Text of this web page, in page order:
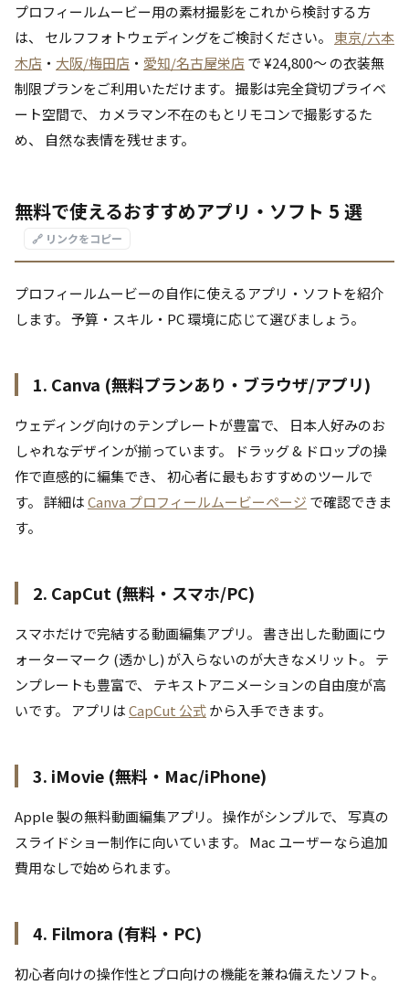
プロフィールムービー用の素材撮影をこれから検討する方
は、 セルフフォトウェディングをご検討ください。 東京/六本
木店 ・ 大阪/梅田店 ・ 愛知/名古屋栄店 で ¥24,800〜 の衣装無
制限プランをご利用いただけます。 撮影は完全貸切プライベ
ート空間で、 カメラマン不在のもとリモコンで撮影するた
め、 自然な表情を残せます。
無料で使えるおすすめアプリ・ソフト 5 選
🔗 リンクをコピー
プロフィールムービーの自作に使えるアプリ・ソフトを紹介
します。 予算・スキル・PC 環境に応じて選びましょう。
1. Canva (無料プランあり・ブラウザ/アプリ)
ウェディング向けのテンプレートが豊富で、 日本人好みのお
しゃれなデザインが揃っています。 ドラッグ & ドロップの操
作で直感的に編集でき、 初心者に最もおすすめのツールで
す。 詳細はCanva プロフィールムービーページ で確認できま
す。
2. CapCut (無料・スマホ/PC)
スマホだけで完結する動画編集アプリ。 書き出した動画にウ
ォーターマーク (透かし) が入らないのが大きなメリット。 テ
ンプレートも豊富で、 テキストアニメーションの自由度が高
いです。 アプリはCapCut 公式から入手できます。
3. iMovie (無料・Mac/iPhone)
Apple 製の無料動画編集アプリ。 操作がシンプルで、 写真の
スライドショー制作に向いています。 Mac ユーザーなら追加
費用なしで始められます。
4. Filmora (有料・PC)
初心者向けの操作性とプロ向けの機能を兼ね備えたソフト。